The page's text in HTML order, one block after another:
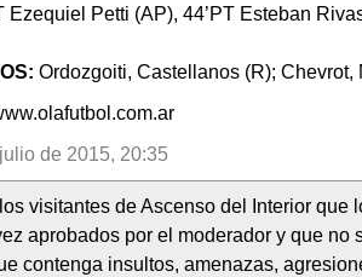
Ezequiel Petti (AP), 44’PT Esteban
Ordozgoiti, Castellanos (R); Chevrot,
de 2015, 20:35
visitantes de Ascenso del Interior que
aprobados por el moderador y que no
contenga insultos, amenazas,